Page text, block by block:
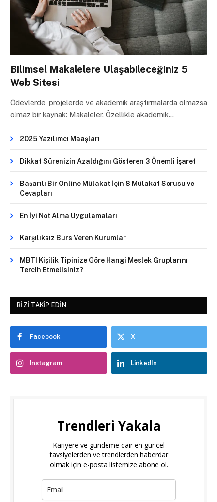
Bilimsel Makalelere Ulaşabileceğiniz 5
Web Sitesi
Ödevlerde, projelerde ve akademik araştırmalarda olmazsa
olmaz bir kaynak: Makaleler. Özellikle akademik…
2025 Yazılımcı Maaşları
Dikkat Sürenizin Azaldığını Gösteren 3 Önemli İşaret
Başarılı Bir Online Mülakat İçin 8 Mülakat Sorusu ve
Cevapları
En İyi Not Alma Uygulamaları
Karşılıksız Burs Veren Kurumlar
MBTI Kişilik Tipinize Göre Hangi Meslek Gruplarını
Tercih Etmelisiniz?
BIZI TAKIP EDIN
Facebook X
Instagram LinkedIn
Trendleri Yakala
Kariyere ve gündeme dair en güncel
tavsiyelerden ve trendlerden haberdar
olmak için e-posta listemize abone ol.